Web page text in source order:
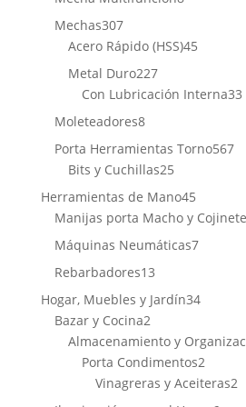
Mechas307307
productos
Acero Rápido (HSS)4545
Metal Duro227227
productos
Con Lubricación Interna33
Moleteadores88
productos
Porta Herramientas Torno567567
Bits y Cuchillas2525
productos
Herramientas de Mano4545
Manijas porta Macho y Cojinete
Máquinas Neumáticas77
Rebarbadores1313
productos
Hogar, Muebles y Jardín3434
Bazar y Cocina22
productos
Almacenamiento y
Porta Condimentos22
Vinagreras y Aceiteras22